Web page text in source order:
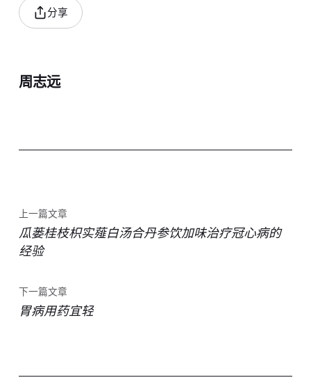
分享
周志远
上一篇文章
瓜蒌桂枝枳实薤白汤合丹参饮加味治疗冠心病的
经验
下一篇文章
胃病用药宜轻